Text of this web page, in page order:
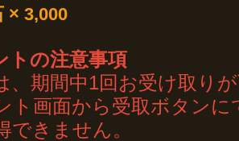
× 3,000
トの注意事項
、期間中1回お受け取り
ト画面から受取ボタン
できません。